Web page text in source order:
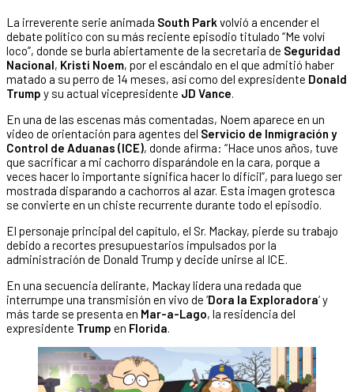
La irreverente serie animada South Park volvió a encender el
debate político con su más reciente episodio titulado “Me volví
loco”, donde se burla abiertamente de la secretaria de Seguridad
Nacional, Kristi Noem, por el escándalo en el que admitió haber
matado a su perro de 14 meses, así como del expresidente Donald
Trump y su actual vicepresidente JD Vance.
En una de las escenas más comentadas, Noem aparece en un
video de orientación para agentes del Servicio de Inmigración y
Control de Aduanas (ICE), donde afirma: “Hace unos años, tuve
que sacrificar a mi cachorro disparándole en la cara, porque a
veces hacer lo importante significa hacer lo difícil”, para luego ser
mostrada disparando a cachorros al azar. Esta imagen grotesca
se convierte en un chiste recurrente durante todo el episodio.
El personaje principal del capítulo, el Sr. Mackay, pierde su trabajo
debido a recortes presupuestarios impulsados por la
administración de Donald Trump y decide unirse al ICE.
En una secuencia delirante, Mackay lidera una redada que
interrumpe una transmisión en vivo de ‘Dora la Exploradora‘ y
más tarde se presenta en Mar-a-Lago, la residencia del
expresidente Trump en Florida.